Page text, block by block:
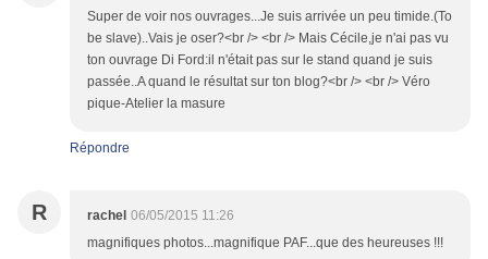
Super de voir nos ouvrages...Je suis arrivée un peu timide.(To
be slave)..Vais je oser?<br /> <br /> Mais Cécile,je n'ai pas vu
ton ouvrage Di Ford:il n'était pas sur le stand quand je suis
passée..A quand le résultat sur ton blog?<br /> <br /> Véro
pique-Atelier la masure
Répondre
R rachel 06/05/2015 11:26
magnifiques photos...magnifique PAF...que des heureuses !!!